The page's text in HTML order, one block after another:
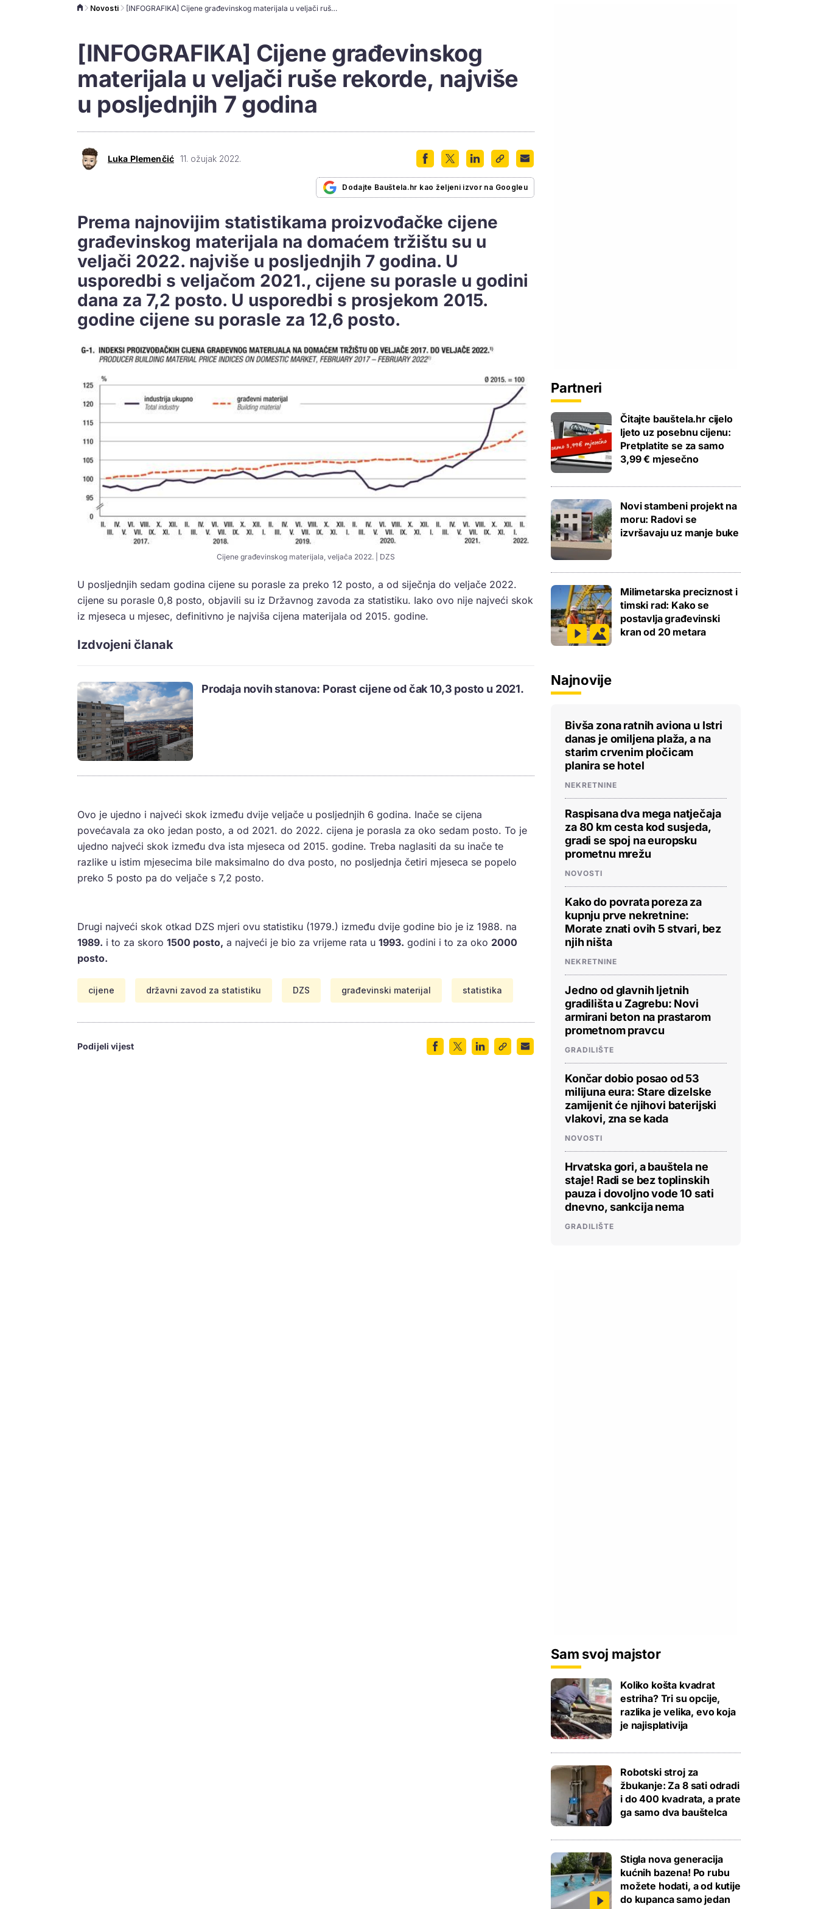
Novosti [INFOGRAFIKA] Cijene građevinskog materijala u veljači ruše rekorde, najviše u posljednjih 7 godina
[INFOGRAFIKA] Cijene građevinskog
materijala u veljači ruše rekorde, najviše
u posljednjih 7 godina
Luka Plemenčić 11. ožujak 2022.
Dodajte Bauštela.hr kao željeni izvor na Googleu
Prema najnovijim statistikama proizvođačke cijene
građevinskog materijala na domaćem tržištu su u
veljači 2022. najviše u posljednjih 7 godina. U
usporedbi s veljačom 2021., cijene su porasle u godini
dana za 7,2 posto. U usporedbi s prosjekom 2015.
godine cijene su porasle za 12,6 posto.
Cijene građevinskog materijala, veljača 2022. | DZS
U posljednjih sedam godina cijene su porasle za preko 12 posto, a od siječnja do veljače 2022.
cijene su porasle 0,8 posto, objavili su iz Državnog zavoda za statistiku. Iako ovo nije najveći skok
iz mjeseca u mjesec, definitivno je najviša cijena materijala od 2015. godine.
Izdvojeni članak
Prodaja novih stanova: Porast cijene od čak 10,3 posto u 2021.
Ovo je ujedno i najveći skok između dvije veljače u posljednjih 6 godina. Inače se cijena
povećavala za oko jedan posto, a od 2021. do 2022. cijena je porasla za oko sedam posto. To je
ujedno najveći skok između dva ista mjeseca od 2015. godine. Treba naglasiti da su inače te
razlike u istim mjesecima bile maksimalno do dva posto, no posljednja četiri mjeseca se popelo
preko 5 posto pa do veljače s 7,2 posto.
Drugi najveći skok otkad DZS mjeri ovu statistiku (1979.) između dvije godine bio je iz 1988. na
1989. i to za skoro 1500 posto, a najveći je bio za vrijeme rata u 1993. godini i to za oko 2000
posto.
cijene državni zavod za statistiku DZS građevinski materijal statistika
Podijeli vijest
Partneri
Čitajte bauštela.hr cijelo
ljeto uz posebnu cijenu:
Pretplatite se za samo
3,99 € mjesečno
Novi stambeni projekt na
moru: Radovi se
izvršavaju uz manje buke
Milimetarska preciznost i
timski rad: Kako se
postavlja građevinski
kran od 20 metara
Najnovije
Bivša zona ratnih aviona u Istri
danas je omiljena plaža, a na
starim crvenim pločicam
planira se hotel
NEKRETNINE
Raspisana dva mega natječaja
za 80 km cesta kod susjeda,
gradi se spoj na europsku
prometnu mrežu
NOVOSTI
Kako do povrata poreza za
kupnju prve nekretnine:
Morate znati ovih 5 stvari, bez
njih ništa
NEKRETNINE
Jedno od glavnih ljetnih
gradilišta u Zagrebu: Novi
armirani beton na prastarom
prometnom pravcu
GRADILIŠTE
Končar dobio posao od 53
milijuna eura: Stare dizelske
zamijenit će njihovi baterijski
vlakovi, zna se kada
NOVOSTI
Hrvatska gori, a bauštela ne
staje! Radi se bez toplinskih
pauza i dovoljno vode 10 sati
dnevno, sankcija nema
GRADILIŠTE
Sam svoj majstor
Koliko košta kvadrat
estriha? Tri su opcije,
razlika je velika, evo koja
je najisplativija
Robotski stroj za
žbukanje: Za 8 sati odradi
i do 400 kvadrata, a prate
ga samo dva bauštelca
Stigla nova generacija
kućnih bazena! Po rubu
možete hodati, a od kutije
do kupanca samo jedan